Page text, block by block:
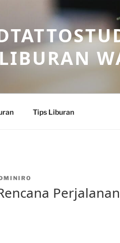
Tips Liburan